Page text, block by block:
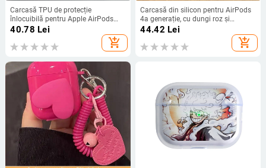
Carcasă TPU de protecție
înlocuibilă pentru Apple AirPods
Pro 2 și AirPods 4
40.78 Lei
add_shopping_cart
Carcasă din silicon pentru AirPods
4a generație, cu dungi roz și
albastre și stele, compatibilă cu
44.42 Lei
add_shopping_cart